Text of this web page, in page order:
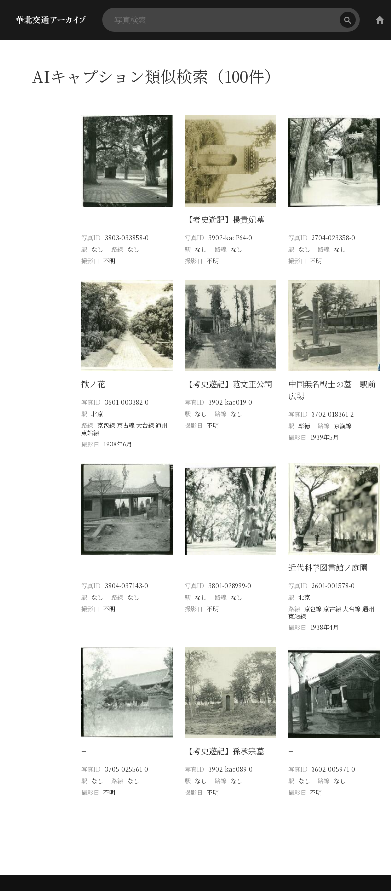
AIキャプション類似検索（100件）
−
写真ID 3803-033858-0
駅 なし 路線 なし
撮影日 不明
【考史遊記】楊貴妃墓
写真ID 3902-kaoP64-0
駅 なし 路線 なし
撮影日 不明
−
写真ID 3704-023358-0
駅 なし 路線 なし
撮影日 不明
歓ノ花
写真ID 3601-003382-0
駅 北京
路線 京包線 京古線 大台線 通州
東站線
撮影日
1938年6月
【考史遊記】范文正公祠
写真ID 3902-kao019-0
駅 なし 路線 なし
撮影日 不明
中国無名戦士の墓 駅前
広場
写真ID 3702-018361-2
駅 彰徳 路線 京漢線
撮影日
1939年5月
−
写真ID 3804-037143-0
駅 なし 路線 なし
撮影日 不明
−
写真ID 3801-028999-0
駅 なし 路線 なし
撮影日 不明
近代科学図書館ノ庭園
写真ID 3601-001578-0
駅 北京
路線 京包線 京古線 大台線 通州
東站線
撮影日
1938年4月
−
写真ID 3705-025561-0
駅 なし 路線 なし
撮影日 不明
【考史遊記】孫承宗墓
写真ID 3902-kao089-0
駅 なし 路線 なし
撮影日 不明
−
写真ID 3602-005971-0
駅 なし 路線 なし
撮影日 不明